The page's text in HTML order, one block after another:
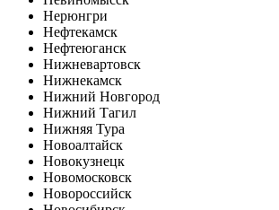
Нерюнгри
Нефтекамск
Нефтеюганск
Нижневартовск
Нижнекамск
Нижний Новгород
Нижний Тагил
Нижняя Тура
Новоалтайск
Новокузнецк
Новомосковск
Новороссийск